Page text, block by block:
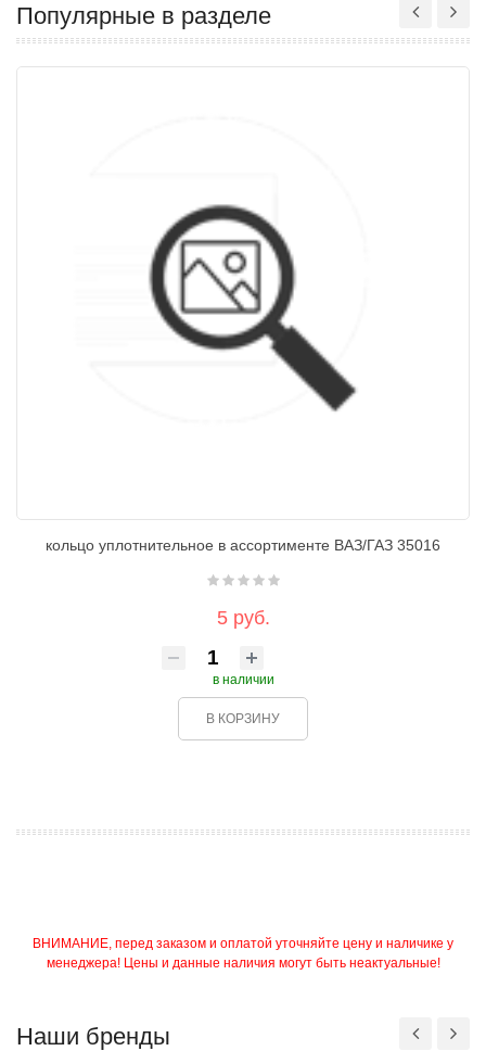
Популярные в разделе
кольцо уплотнительное в ассортименте ВАЗ/ГАЗ 35016
5 руб.
в наличии
В КОРЗИНУ
ВНИМАНИЕ, перед заказом и оплатой уточняйте цену и наличике у
менеджера! Цены и данные наличия могут быть неактуальные!
Наши бренды